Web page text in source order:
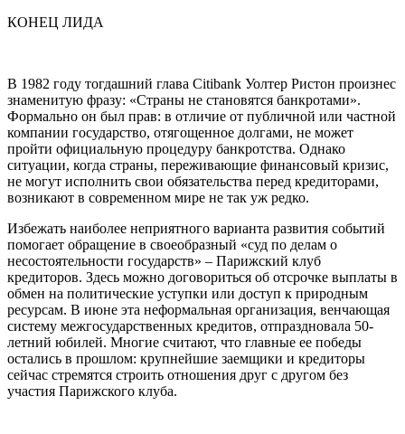
КОНЕЦ ЛИДА
В 1982 году тогдашний глава Citibank Уолтер Ристон произнес
знаменитую фразу: «Страны не становятся банкротами».
Формально он был прав: в отличие от публичной или частной
компании государство, отягощенное долгами, не может
пройти официальную процедуру банкротства. Однако
ситуации, когда страны, переживающие финансовый кризис,
не могут исполнить свои обязательства перед кредиторами,
возникают в современном мире не так уж редко.
Избежать наиболее неприятного варианта развития событий
помогает обращение в своеобразный «суд по делам о
несостоятельности государств» – Парижский клуб
кредиторов. Здесь можно договориться об отсрочке выплаты в
обмен на политические уступки или доступ к природным
ресурсам. В июне эта неформальная организация, венчающая
систему межгосударственных кредитов, отпраздновала 50-
летний юбилей. Многие считают, что главные ее победы
остались в прошлом: крупнейшие заемщики и кредиторы
сейчас стремятся строить отношения друг с другом без
участия Парижского клуба.